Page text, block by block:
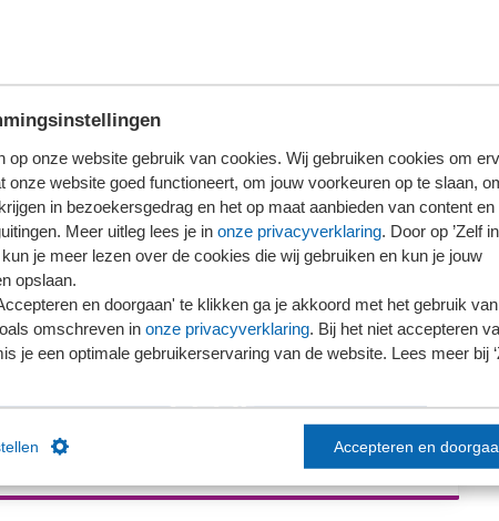
op onze website gebruik van cookies. Wij gebruiken cookies om
onze website goed functioneert, om jouw voorkeuren op te slaan,
in bezoekersgedrag en het op maat aanbieden van content en
Meer uitleg lees je in onze privacyverklaring. Door op ’Zelf
je meer lezen over de cookies die wij gebruiken en kun je jouw
opslaan.
en doorgaan' te klikken ga je akkoord met het gebruik
omschreven in onze privacyverklaring. Bij het niet accepteren
je een optimale gebruikerservaring van de website. Lees meer bij
Accepteren en
te lezen.
wat voor jou van toepassing is.
Ons kantoor is nog geen lid van SRA